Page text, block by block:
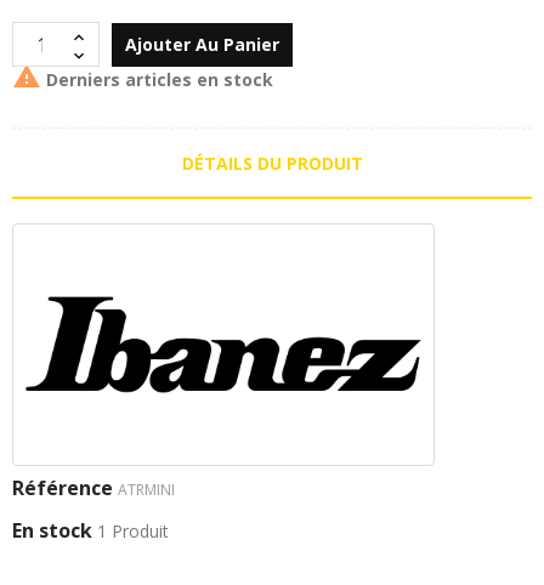
Ajouter Au Panier
 Derniers articles en stock
DÉTAILS DU PRODUIT
Référence ATRMINI
En stock 1 Produit